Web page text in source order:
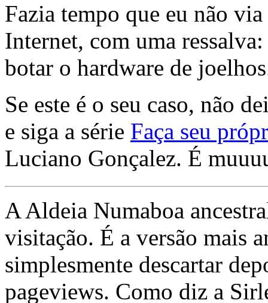
Fazia tempo que eu não
Internet, com uma
botar o hardware de
Se este é o seu caso, não
e siga a série Faça seu
Luciano Gonçalez. É
A Aldeia Numaboa
visitação. É a versão mais
simplesmente descartar
pageviews. Como diz a